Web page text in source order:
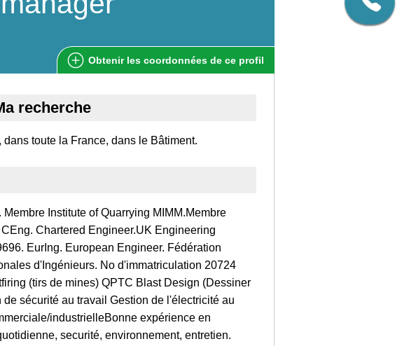
Obtenir les coordonnées de ce profil
recherche
toute la France, dans le Bâtiment.
Institute of Quarrying MIMM.Membre
Chartered Engineer.UK Engineering
EurIng. European Engineer. Fédération
d'Ingénieurs. No d'immatriculation 20724
(tirs de mines) QPTC Blast Design (Dessiner
sécurité au travail Gestion de l'électricité au
industrielleBonne expérience en
securité, environnement, entretien.